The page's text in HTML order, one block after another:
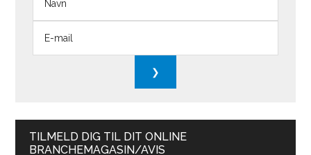
TILMELD DIG TIL DIT ONLINE
BRANCHEMAGASIN/AVIS